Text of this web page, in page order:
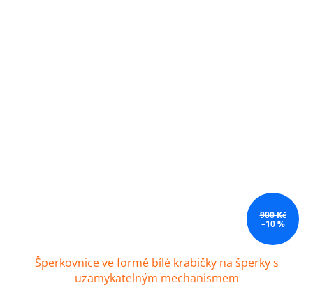
900 Kč
–10 %
Šperkovnice ve formě bílé krabičky na šperky s
uzamykatelným mechanismem